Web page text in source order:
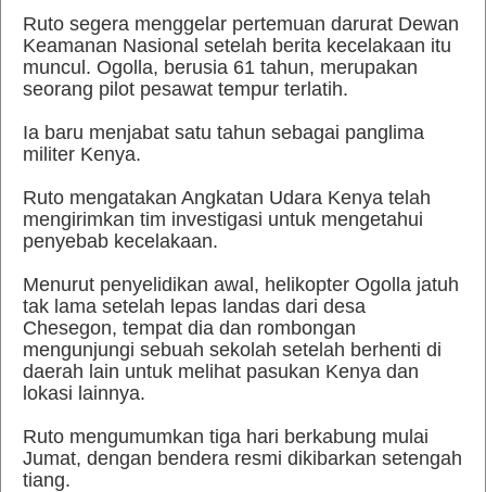
Ruto segera menggelar pertemuan darurat Dewan
Keamanan Nasional setelah berita kecelakaan itu
muncul. Ogolla, berusia 61 tahun, merupakan
seorang pilot pesawat tempur terlatih.
Ia baru menjabat satu tahun sebagai panglima
militer Kenya.
Ruto mengatakan Angkatan Udara Kenya telah
mengirimkan tim investigasi untuk mengetahui
penyebab kecelakaan.
Menurut penyelidikan awal, helikopter Ogolla jatuh
tak lama setelah lepas landas dari desa
Chesegon, tempat dia dan rombongan
mengunjungi sebuah sekolah setelah berhenti di
daerah lain untuk melihat pasukan Kenya dan
lokasi lainnya.
Ruto mengumumkan tiga hari berkabung mulai
Jumat, dengan bendera resmi dikibarkan setengah
tiang.